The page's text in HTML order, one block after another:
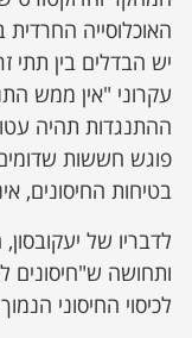
האוכלוסייה
יש הבדלים בין תתי
עקרוני "אין ממש
ההתנגדות תהיה
פוגש חששות
בטיחות החיסונים,
לדבריו של
ותחושה ש"חיסונים
לכיסוי החיסוני